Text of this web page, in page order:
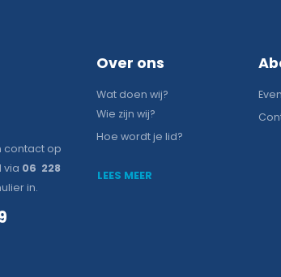
contact op
via 06 228
in.
Over ons
Wat doen wij?
Wie zijn wij?
Hoe wordt je lid?
LEES MEER